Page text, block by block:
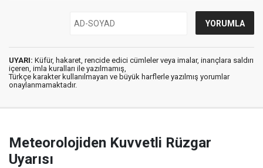
UYARI: Küfür, hakaret, rencide edici cümleler veya imalar, inançlara saldırı
içeren, imla kuralları ile yazılmamış,
Türkçe karakter kullanılmayan ve büyük harflerle yazılmış yorumlar
onaylanmamaktadır.
Meteorolojiden Kuvvetli Rüzgar
Uyarısı